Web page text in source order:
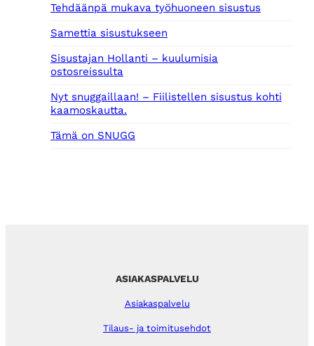
Tehdäänpä mukava työhuoneen sisustus
Samettia sisustukseen
Sisustajan Hollanti – kuulumisia
ostosreissulta
Nyt snuggaillaan! – Fiilistellen sisustus kohti
kaamoskautta.
Tämä on SNUGG
ASIAKASPALVELU
Asiakaspalvelu
Tilaus- ja toimitusehdot